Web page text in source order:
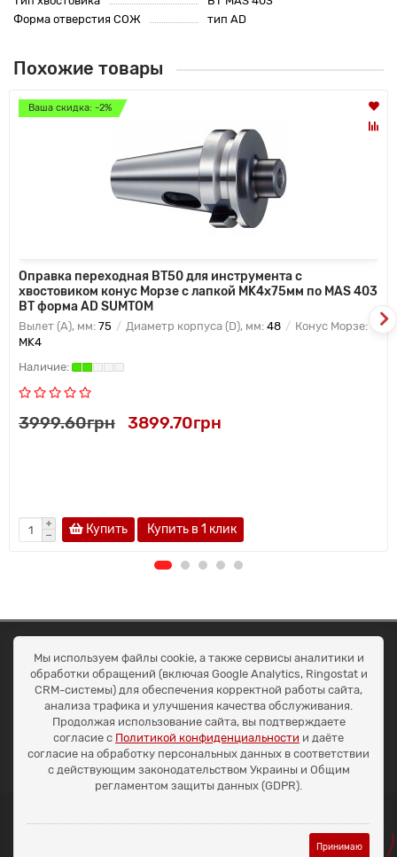
Форма отверстия СОЖ
тип AD
Похожие товары
Ваша скидка: -2%
Оправка переходная BT50 для инструмента с
хвостовиком конус Морзе с лапкой MK4х75мм по MAS 403
BT форма AD SUMTOM
Вылет (A), мм: 75 Диаметр корпуса (D), мм: 48
Конус Морзе:
MK4
3999.60грн 3899.70грн
Купить Купить в 1 клик
ОКЕАН ТРЕЙД
Договір публичної оферти
Доставка та оплата
Наші контакти
Умови повернення
+38 (099) 452-20-02
+38 (098) 492-20-02
office@ocean.biz.ua
Мы используем файлы cookie, а также сервисы аналитики и
обработки обращений (включая Google Analytics, Ringostat и
CRM-системы) для обеспечения корректной работы сайта,
анализа трафика и улучшения качества обслуживания.
Продолжая использование сайта, вы подтверждаете
согласие с Политикой конфиденциальности и даёте
согласие на обработку персональных данных в соответствии
с действующим законодательством Украины и Общим
регламентом защиты данных (GDPR).
Принимаю